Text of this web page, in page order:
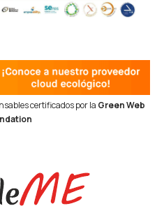
certificados por la Green Web